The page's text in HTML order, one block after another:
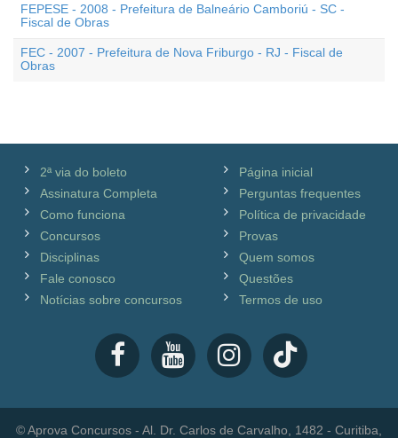
FEPESE - 2008 - Prefeitura de Balneário Camboriú - SC -
Fiscal de Obras
FEC - 2007 - Prefeitura de Nova Friburgo - RJ - Fiscal de
Obras
2ª via do boleto
Assinatura Completa
Como funciona
Concursos
Disciplinas
Fale conosco
Notícias sobre concursos
Página inicial
Perguntas frequentes
Política de privacidade
Provas
Quem somos
Questões
Termos de uso
© Aprova Concursos - Al. Dr. Carlos de Carvalho, 1482 - Curitiba,